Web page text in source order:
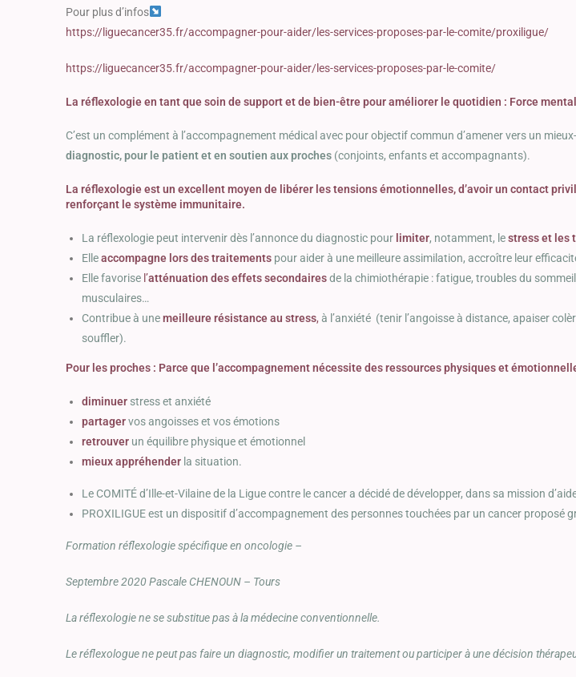
Pour plus d’infos
https://liguecancer35.fr/accompagner-pour-aider/les-services-proposes-par-le-comite/proxiligue/
https://liguecancer35.fr/accompagner-pour-aider/les-services-proposes-par-le-comite/
La réflexologie en tant que soin de support et de bien-être pour améliorer le quotidien : Force
C’est un complément à l’accompagnement médical avec pour objectif commun d’amener vers un
diagnostic, pour le patient et en soutien aux proches (conjoints, enfants et accompagnants).
La réflexologie est un excellent moyen de libérer les tensions émotionnelles, d’avoir un contact
renforçant le système immunitaire.
La réflexologie peut intervenir dès l’annonce du diagnostic pour limiter, notamment, lestress et les
Elleaccompagne lors des traitements pour aider à une meilleure assimilation, accroître leur
Elle favorise l’atténuation des effets secondairesde la chimiothérapie : fatigue, troubles du
musculaires…
Contribue à unemeilleure résistance au stress, à l’anxiété (tenir l’angoisse à distance, apaiser
souffler).
Pour les proches : Parce que l’accompagnement nécessite des ressources physiques et
diminuer stress et anxiété
partagervos angoisses et vos émotions
retrouver un équilibre physique et émotionnel
mieux appréhender la situation.
Le COMITÉ d’Ille-et-Vilaine de la Ligue contre le cancer a décidé de développer, dans sa mission
PROXILIGUE est un dispositif d’accompagnement des personnes touchées par un cancer proposé
Formation réflexologie spécifique en oncologie –
Septembre 2020 Pascale CHENOUN – Tours
La réflexologie ne se substitue pas à la médecine conventionnelle.
Le réflexologue ne peut pas faire un diagnostic, modifier un traitement ou participer à une décision